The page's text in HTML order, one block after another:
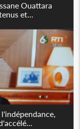
Ouattara
et...